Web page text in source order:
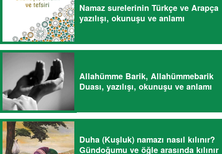
Namaz surelerinin Türkçe ve Arapça
yazılışı, okunuşu ve anlamı
Allahümme Barik, Allahümmebarik
Duası, yazılışı, okunuşu ve anlamı
Duha (Kuşluk) namazı nasıl kılınır?
Gündoğumu ve öğle arasında kılınır